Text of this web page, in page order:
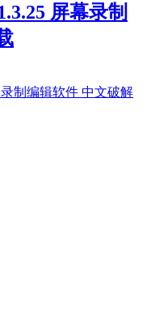
屏幕录制